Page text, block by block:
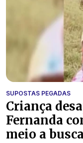
SUPOSTAS PEGADAS
Criança
Fernanda
meio a